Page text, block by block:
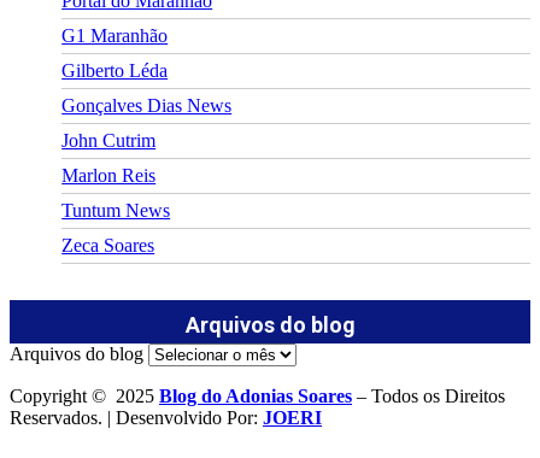
G1 Maranhão
Gilberto Léda
Gonçalves Dias News
John Cutrim
Marlon Reis
Tuntum News
Zeca Soares
Arquivos do blog
Arquivos do blog
Copyright © 2025 Blog do Adonias Soares – Todos os Direitos
Reservados. | Desenvolvido Por: JOERI